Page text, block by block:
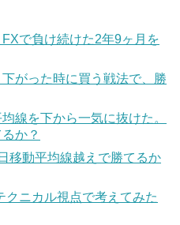
で負け続けた2年9ヶ月を
がった時に買う戦法で、勝
線を下から一気に抜けた。
か？
移動平均線越えで勝てるか
ニカル視点で考えてみた